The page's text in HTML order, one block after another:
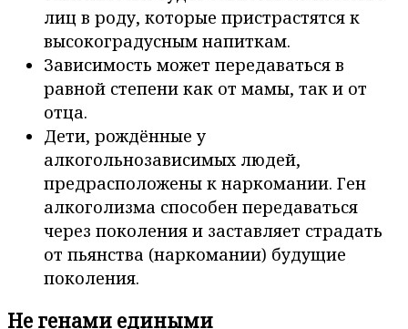
лиц в роду, которые пристрастятся к
высокоградусным напиткам.
Зависимость может передаваться в
равной степени как от мамы, так и от
отца.
Дети, рождённые у
алкогольнозависимых людей,
предрасположены к наркомании. Ген
алкоголизма способен передаваться
через поколения и заставляет страдать
от пьянства (наркомании) будущие
поколения.
Не генами едиными